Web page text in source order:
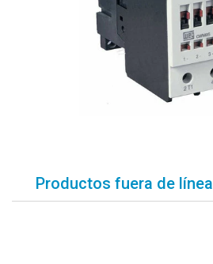
Productos fuera de línea